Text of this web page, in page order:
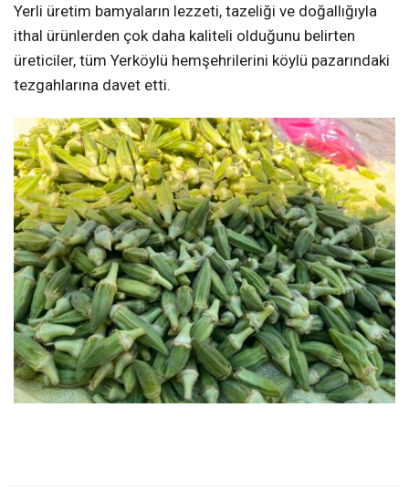
Yerli üretim bamyaların lezzeti, tazeliği ve doğallığıyla
ithal ürünlerden çok daha kaliteli olduğunu belirten
üreticiler, tüm Yerköylü hemşehrilerini köylü pazarındaki
tezgahlarına davet etti.